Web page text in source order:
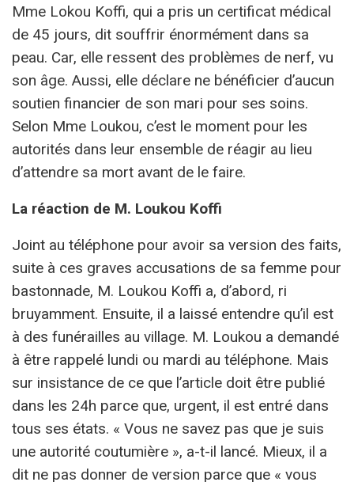
Mme Lokou Koffi, qui a pris un certificat médical
de 45 jours, dit souffrir énormément dans sa
peau. Car, elle ressent des problèmes de nerf, vu
son âge. Aussi, elle déclare ne bénéficier d’aucun
soutien financier de son mari pour ses soins.
Selon Mme Loukou, c’est le moment pour les
autorités dans leur ensemble de réagir au lieu
d’attendre sa mort avant de le faire.
La réaction de M. Loukou Koffi
Joint au téléphone pour avoir sa version des faits,
suite à ces graves accusations de sa femme pour
bastonnade, M. Loukou Koffi a, d’abord, ri
bruyamment. Ensuite, il a laissé entendre qu’il est
à des funérailles au village. M. Loukou a demandé
à être rappelé lundi ou mardi au téléphone. Mais
sur insistance de ce que l’article doit être publié
dans les 24h parce que, urgent, il est entré dans
tous ses états. « Vous ne savez pas que je suis
une autorité coutumière », a-t-il lancé. Mieux, il a
dit ne pas donner de version parce que « vous